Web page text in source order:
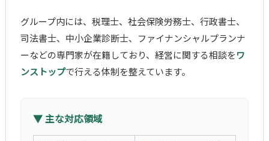
グループ内には、税理士、社会保険労務士、行政書士、
司法書士、中小企業診断士、ファイナンシャルプランナ
ーなどの専門家が在籍しており、経営に関する相談をワ
ンストップで行える体制を整えています。
▼ 主な対応領域